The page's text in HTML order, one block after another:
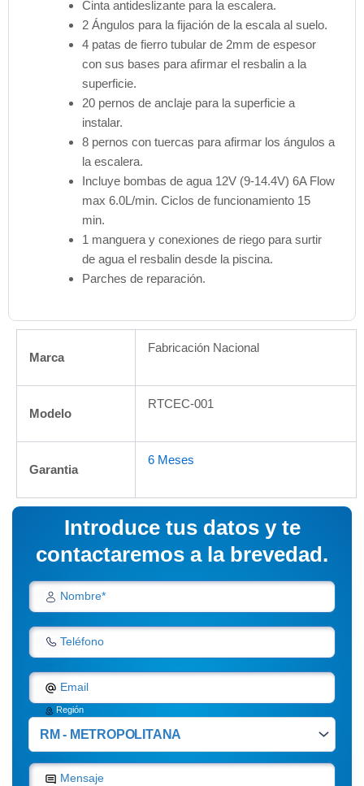
Cinta antideslizante para la escalera.
2 Ángulos para la fijación de la escala al suelo.
4 patas de fierro tubular de 2mm de espesor
con sus bases para afirmar el resbalin a la
superficie.
20 pernos de anclaje para la superficie a
instalar.
8 pernos con tuercas para afirmar los ángulos a
la escalera.
Incluye bombas de agua 12V (9-14.4V) 6A Flow
max 6.0L/min. Ciclos de funcionamiento 15
min.
1 manguera y conexiones de riego para surtir
de agua el resbalin desde la piscina.
Parches de reparación.
Marca
Fabricación Nacional
Modelo
RTCEC-001
Garantia
6 Meses
Introduce tus datos y te
contactaremos a la brevedad.
Nombre*
Teléfono
Email
Región
Mensaje